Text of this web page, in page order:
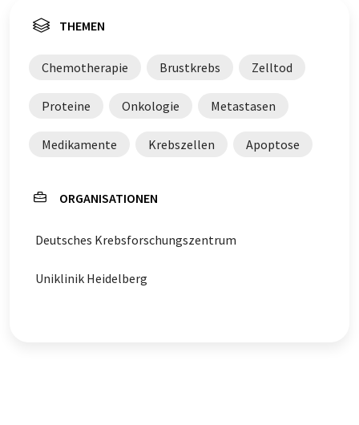
THEMEN
Chemotherapie Brustkrebs Zelltod
Proteine Onkologie Metastasen
Medikamente Krebszellen Apoptose
ORGANISATIONEN
Deutsches Krebsforschungszentrum
Uniklinik Heidelberg